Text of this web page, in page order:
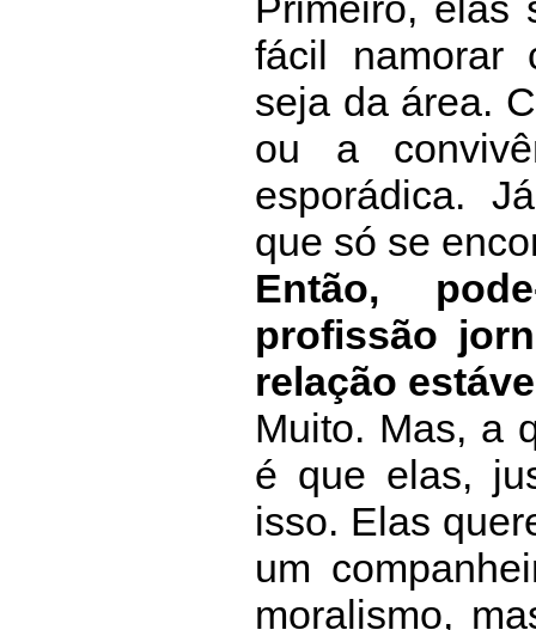
fácil namorar
seja da área.
ou a
esporádica.
que só se
Então,
profissão
relação
Muito. Mas, a
é que elas,
isso. Elas
um
moralismo,